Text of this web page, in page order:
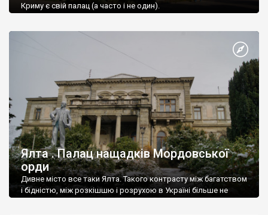
Криму є свій палац (а часто і не один).
Ялта . Палац нащадків Мордовської
орди
Дивне місто все таки Ялта. Такого контрасту між багатством
і бідністю, між розкішшю і розрухою в Україні більше не